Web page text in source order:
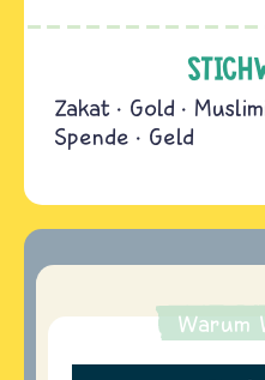
Zakat Gold
Spende
Geld
Warum